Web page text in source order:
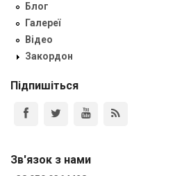
Блог
Галереї
Відео
Закордон
Підпишіться
Зв'язок з нами